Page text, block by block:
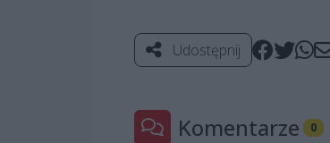
Udostępnij
Komentarze 0